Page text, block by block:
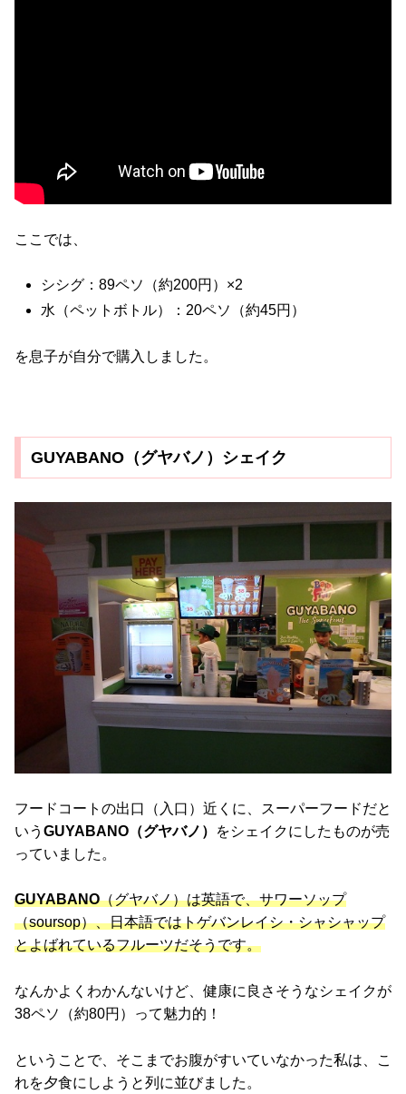
ここでは、
シシグ：89ペソ（約200円）×2
水（ペットボトル）：20ペソ（約45円）
を息子が自分で購入しました。
GUYABANO（グヤバノ）シェイク
フードコートの出口（入口）近くに、スーパーフードだと
いう GUYABANO（グヤバノ）
をシェイクにしたものが売
っていました。
GUYABANO（グヤバノ）は英語で、サワーソップ
（soursop）、日本語ではトゲバンレイシ・シャシャップ
とよばれているフルーツだそうです。
なんかよくわかんないけど、健康に良さそうなシェイクが
38ペソ（約80円）って魅力的！
ということで、そこまでお腹がすいていなかった私は、こ
れを夕食にしようと列に並びました。